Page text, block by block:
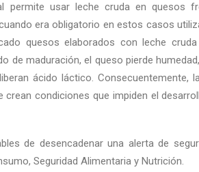
permite usar leche cruda en quesos
era obligatorio en estos casos
quesos elaborados con leche
de maduración, el queso pierde
ácido láctico. Consecuentemente,
condiciones que impiden el
de desencadenar una alerta de
Seguridad Alimentaria y Nutrición.